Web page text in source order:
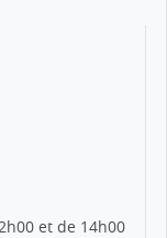
et de 14h00